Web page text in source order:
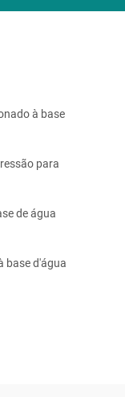
à base
para
de água
base d'água